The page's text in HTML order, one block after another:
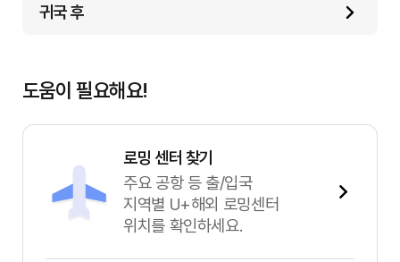
귀국 후
도움이 필요해요!
로밍 센터 찾기
주요 공항 등 출/입국
지역별 U+해외 로밍센터
위치를 확인하세요.